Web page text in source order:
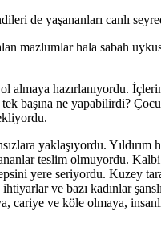
de yaşananları canlı
mazlumlar hala sabah
hazırlanıyordu.
ne yapabilirdi?
yaklaşıyordu. Yıldırım
teslim olmuyordu.
yere seriyordu. Kuzey
ve bazı kadınlar
cariye ve köle olmaya,